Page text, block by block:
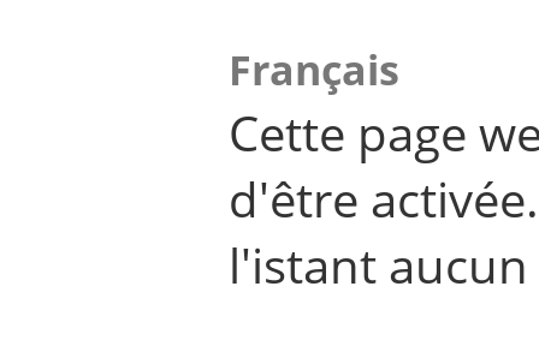
Français
Cette page
d'être
l'istant